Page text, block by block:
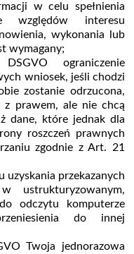
w celu spełnienia
względów interesu
wykonania lub
wymagany;
ograniczenie
wniosek, jeśli chodzi
zostanie odrzucona,
z prawem, ale nie chcą
dane, które jednak dla
roszczeń prawnych
zgodnie z Art. 21
uzyskania przekazanych
ustrukturyzowanym,
odczytu komputerze
do innej
Twoja jednorazowa